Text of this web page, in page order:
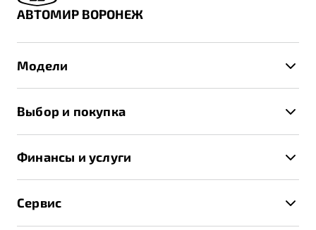
АВТОМИР ВОРОНЕЖ
Модели
X70
Выбор и покупка
Спецпредложения и Акции
Записаться на тест-драйв
Получить предложение
Финансы и услуги
Трейд-ин
Сервис